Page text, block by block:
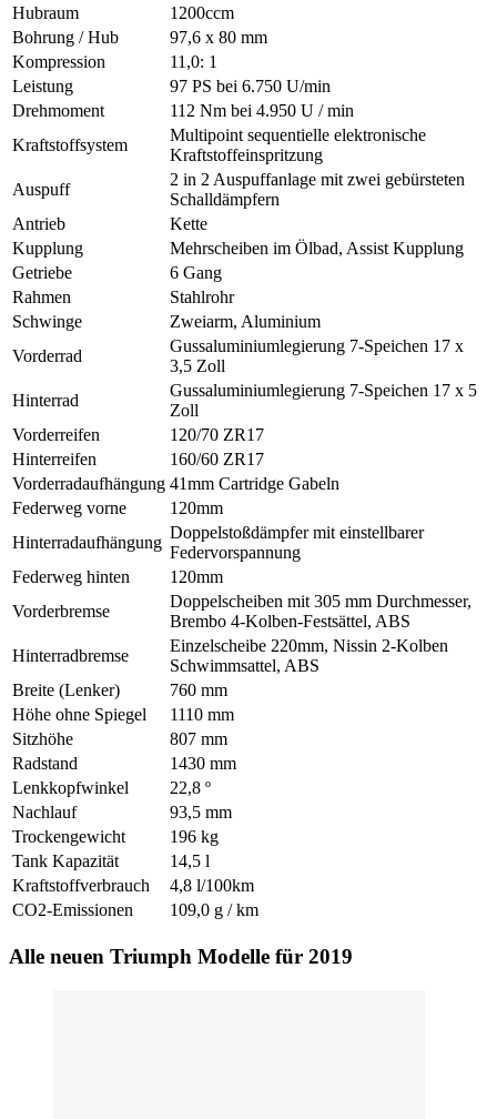
Hubraum
1200ccm
Bohrung / Hub
97,6 x 80 mm
Kompression
11,0: 1
Leistung
97 PS bei 6.750 U/min
Drehmoment
112 Nm bei 4.950 U / min
Kraftstoffsystem
Multipoint sequentielle elektronische
Kraftstoffeinspritzung
Auspuff
2 in 2 Auspuffanlage mit zwei gebürsteten
Schalldämpfern
Antrieb
Kette
Kupplung
Mehrscheiben im Ölbad, Assist Kupplung
Getriebe
6 Gang
Rahmen
Stahlrohr
Schwinge
Zweiarm, Aluminium
Vorderrad
Gussaluminiumlegierung 7-Speichen 17 x
3,5 Zoll
Hinterrad
Gussaluminiumlegierung 7-Speichen 17 x 5
Zoll
Vorderreifen
120/70 ZR17
Hinterreifen
160/60 ZR17
Vorderradaufhängung 41mm Cartridge Gabeln
Federweg vorne
120mm
Hinterradaufhängung
Doppelstoßdämpfer mit einstellbarer
Federvorspannung
Federweg hinten
120mm
Vorderbremse
Doppelscheiben mit 305 mm Durchmesser,
Brembo 4-Kolben-Festsättel, ABS
Hinterradbremse
Einzelscheibe 220mm, Nissin 2-Kolben
Schwimmsattel, ABS
Breite (Lenker)
760 mm
Höhe ohne Spiegel
1110 mm
Sitzhöhe
807 mm
Radstand
1430 mm
Lenkkopfwinkel
22,8 º
Nachlauf
93,5 mm
Trockengewicht
196 kg
Tank Kapazität
14,5 l
Kraftstoffverbrauch
4,8 l/100km
CO2-Emissionen
109,0 g / km
Alle neuen Triumph Modelle für 2019